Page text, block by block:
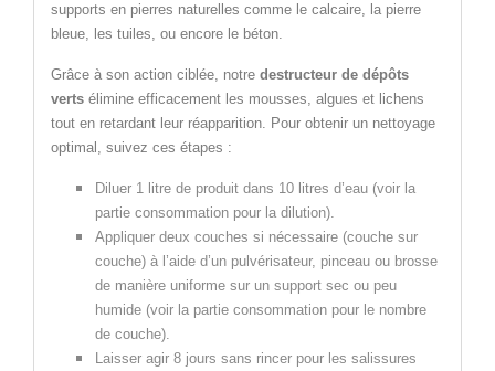
supports en pierres naturelles comme le calcaire, la pierre
bleue, les tuiles, ou encore le béton.
Grâce à son action ciblée, notre destructeur de dépôts
verts élimine efficacement les mousses, algues et lichens
tout en retardant leur réapparition. Pour obtenir un nettoyage
optimal, suivez ces étapes :
Diluer 1 litre de produit dans 10 litres d’eau (voir la
partie consommation pour la dilution).
Appliquer deux couches si nécessaire (couche sur
couche) à l’aide d’un pulvérisateur, pinceau ou brosse
de manière uniforme sur un support sec ou peu
humide (voir la partie consommation pour le nombre
de couche).
Laisser agir 8 jours sans rincer pour les salissures